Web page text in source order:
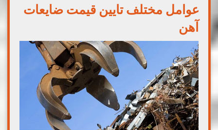
عوامل مختلف تایین قیمت ضایعات
آهن